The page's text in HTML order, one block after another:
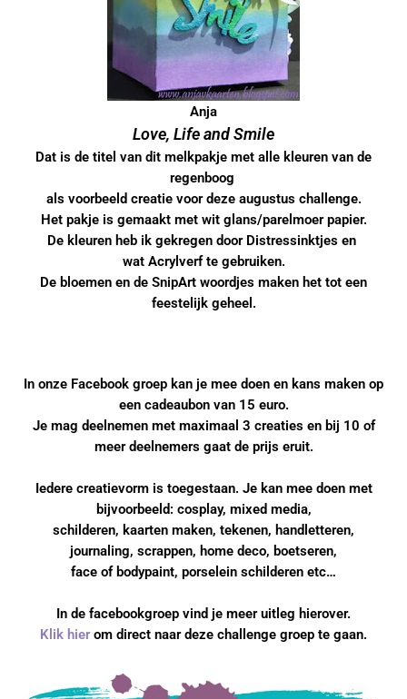
Anja
Love, Life and Smile
Dat is de titel van dit melkpakje met alle kleuren van de
regenboog
als voorbeeld creatie voor deze augustus challenge.
Het pakje is gemaakt met wit glans/parelmoer papier.
De kleuren heb ik gekregen door Distressinktjes en
wat Acrylverfte gebruiken.
De bloemen en de SnipArt woordjes maken het tot een
feestelijk geheel.
In onze Facebook groep kan je mee doen en kans maken op
een cadeaubon van 15 euro.
Je mag deelnemen met maximaal 3 creaties en bij 10 of
meer deelnemers gaat de prijs eruit.
Iedere creatievorm is toegestaan. Je kan mee doen met
bijvoorbeeld: cosplay, mixed media,
schilderen, kaarten maken, tekenen, handletteren,
journaling, scrappen, home deco, boetseren,
face of bodypaint, porselein schilderen etc…
In de facebookgroep vind je meer uitleg hierover.
Klik hier om direct naar deze challenge groep te gaan.